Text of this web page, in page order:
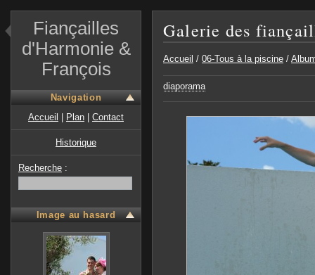
Fiançailles
d'Harmonie &
François
Navigation
Accueil
Plan Contact
Historique
Recherche :
Image au hasard
Galerie des
Accueil / 06-Tous à la piscine /
diaporama